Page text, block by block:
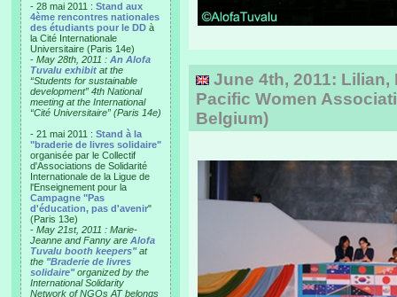
- 28 mai 2011 : Stand aux
4ème rencontres nationales
des étudiants pour le DD à
la Cité Internationale
Universitaire (Paris 14e)
- May 28th, 2011 : An Alofa
Tuvalu exhibit at the
“Students for sustainable
development” 4th National
meeting at the International
“Cité Universitaire” (Paris 14e)
- 21 mai 2011 : Stand à la
"braderie de livres solidaire"
organisée par le Collectif
d'Associations de Solidarité
Internationale de la Ligue de
l'Enseignement pour la
Campagne "Pas
d'éducation, pas d'avenir"
(Paris 13e)
- May 21st, 2011 : Marie-
Jeanne and Fanny are Alofa
Tuvalu booth keepers"at
the "Braderie de livres
solidaire"organized by the
International Solidarity
Network of NGOs AT belongs
June 4th, 2011: Lilian,
Pacific Women
Belgium)